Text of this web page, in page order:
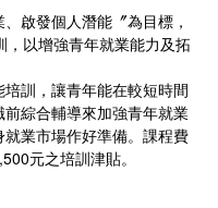
啟發個人潛能〞為目標，
以增強青年就業能力及拓
培訓，讓青年能在較短時間
綜合輔導來加強青年就業
業市場作好準備。課程費
元之培訓津貼。